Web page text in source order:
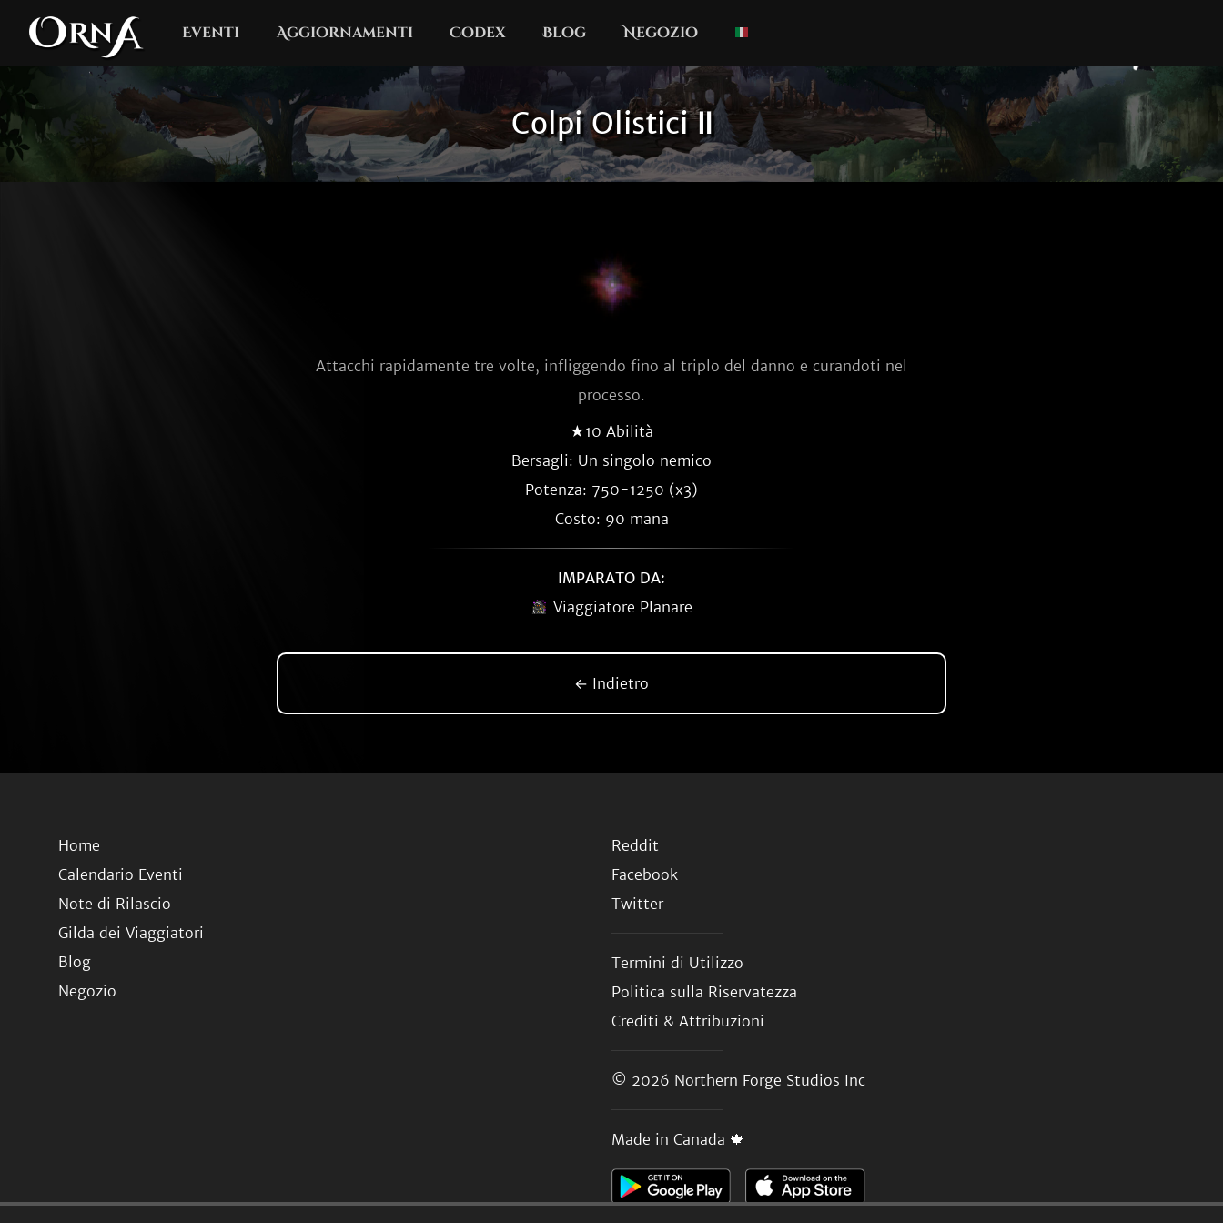
Eventi Aggiornamenti Codex Blog Negozio
Colpi Olistici Ⅱ
Attacchi rapidamente tre volte, infliggendo fino al triplo del danno e curandoti nel
processo.
★10 Abilità
Bersagli: Un singolo nemico
Potenza: 750-1250 (x3)
Costo: 90 mana
IMPARATO DA:
Viaggiatore Planare
← Indietro
Home
Calendario Eventi
Note di Rilascio
Gilda dei Viaggiatori
Blog
Negozio
Reddit
Facebook
Twitter
Termini di Utilizzo
Politica sulla Riservatezza
Crediti & Attribuzioni
© 2026 Northern Forge Studios Inc
Made in Canada 🍁